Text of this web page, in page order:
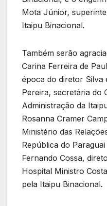
Mota Júnior,
Itaipu Binacional.
Também serão
Carina Ferreira de
época do diretor Silva
Pereira, secretária do
Administração da
Rosanna Cramer
Ministério das
República do
Fernando Cossa,
Hospital Ministro
pela Itaipu Binacional.